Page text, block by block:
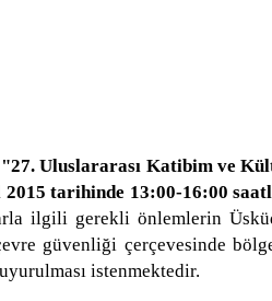
"27. Uluslararası Katibim ve
tarihinde 13:00-16:00
ilgili gerekli önlemlerin
güvenliği çerçevesinde
istenmektedir.